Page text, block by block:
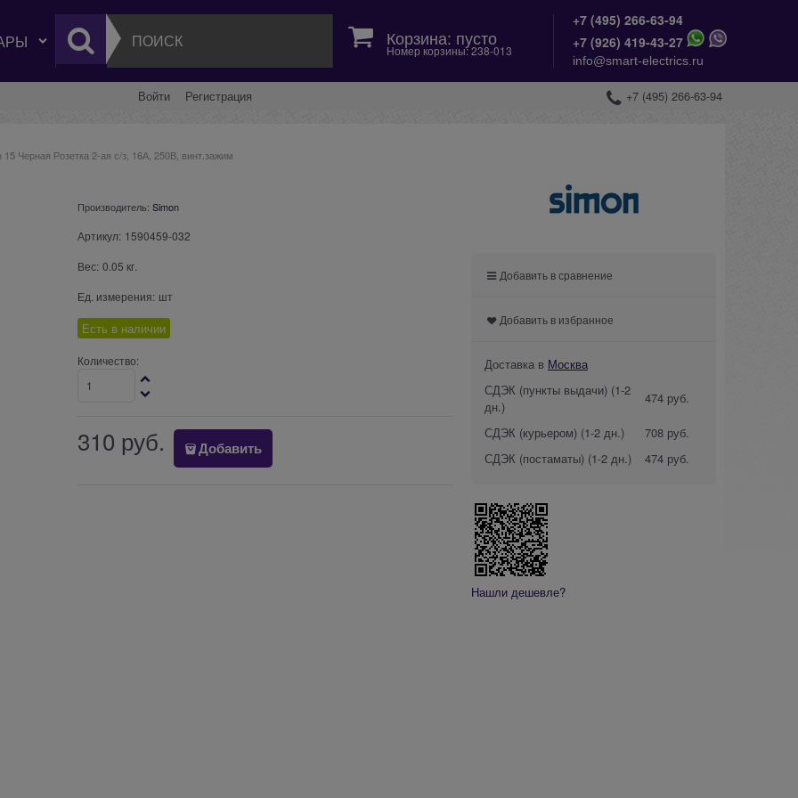
Корзина: пусто
Номер корзины: 238-013
+7 (495) 266-63-94
+7 (926) 419-43-27
info@smart-electrics.ru
Войти Регистрация +7 (495) 266-63-94
15 Черная Розетка 2-ая с/з, 16А, 250В, винт.зажим
Производитель: Simon
Артикул: 1590459-032
Вес: 0.05 кг.
Ед. измерения: шт
Есть в наличии
Количество:
310 руб. Добавить
Добавить в сравнение
Добавить в избранное
Доставка в Москва
СДЭК (пункты выдачи) (1-2
дн.)
474 руб.
СДЭК (курьером) (1-2 дн.)
708 руб.
СДЭК (постаматы) (1-2 дн.) 474 руб.
Нашли дешевле?